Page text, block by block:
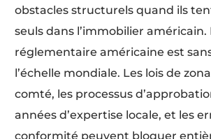
obstacles structurels quand ils
seuls dans l’immobilier
réglementaire américaine est
l’échelle mondiale. Les lois de
comté, les processus
années d’expertise locale, et les
conformité peuvent bloquer